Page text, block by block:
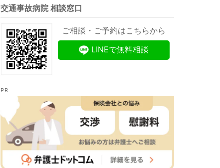
交通事故病院 相談窓口
ご相談・ご予約はこちらから
LINEで無料相談